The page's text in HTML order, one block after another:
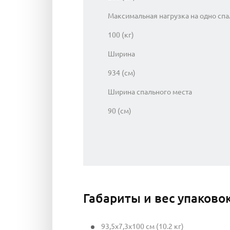
Максимальная нагрузка на одно
100 (кг)
Ширина
934 (см)
Ширина спального места
90 (см)
Габариты и вес
93,5x7,3x100 см (10.2 кг)